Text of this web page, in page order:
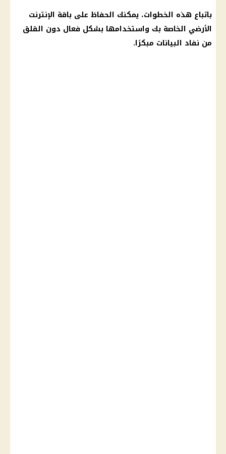
باتباع هذه الخطوات، يمكنك الحفاظ على باقة الإنترنت
الأرضي الخاصة بك واستخدامها بشكل فعال دون القلق
من نفاد البيانات مبكرًا.